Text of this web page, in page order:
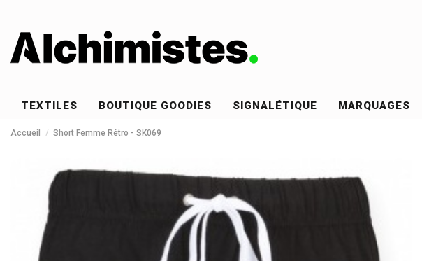
TEXTILES BOUTIQUE GOODIES SIGNALÉTIQUE MARQUAGES
Accueil Short Femme Rétro - SK069